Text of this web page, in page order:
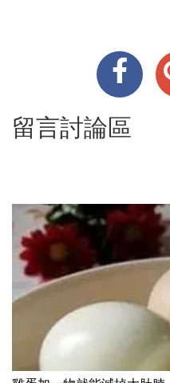
留言討論區